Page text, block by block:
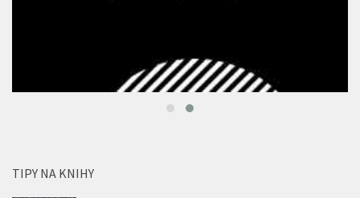
TIPY NA KNIHY